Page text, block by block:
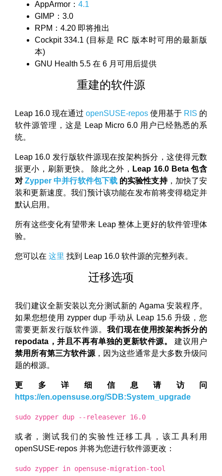
AppArmor： 4.1
GIMP：3.0
RPM：4.20 即将推出
Cockpit 334.1 (目标是 RC 版本时可用的最新版
本)
GNU Health 5.5 在 6 月可用后提供
重建的软件源
Leap 16.0 现在通过 openSUSE-repos 使用基于 RIS 的
软件源管理，这是 Leap Micro 6.0 用户已经熟悉的系
统。
Leap 16.0 发行版软件源现在按架构拆分，这使得元数
据更小，刷新更快。 除此之外， Leap 16.0 Beta 包含
对Zypper 中并行软件包下载 的实验性支持，加快了安
装和更新速度。我们预计该功能在发布前将变得稳定并
默认启用。
所有这些变化有望带来 Leap 整体上更好的软件管理体
验。
您可以在 这里 找到 Leap 16.0 软件源的完整列表。
迁移选项
我们建议全新安装以充分测试新的 Agama 安装程序。
如果您想使用 zypper dup 手动从 Leap 15.6 升级，您
需要更新发行版软件源。 我们现在使用按架构拆分的
repodata，并且不再有单独的更新软件源。
建议用户
禁用所有第三方软件源，因为这些通常是大多数升级问
题的根源。
更多详细信息请访问
https://en.opensuse.org/SDB:System_upgrade
sudo zypper dup --releasever 16.0
或者，测试我们的实验性迁移工具，该工具利用
openSUSE-repos 并将为您进行软件源更改：
sudo zypper in opensuse-migration-tool